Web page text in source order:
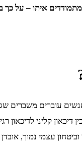
מתמודדים איתו – על
עוברים משברים
דיכאון קליני
וביטחון עצמי נמוך,